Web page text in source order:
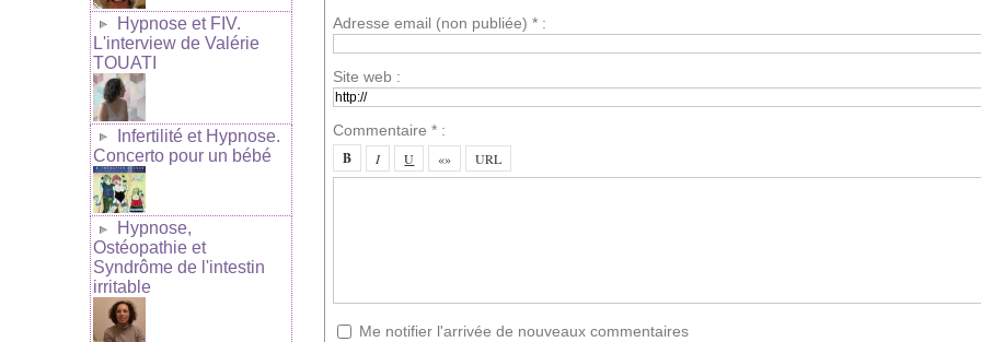
Hypnose et FIV.
L'interview de Valérie
TOUATI
Infertilité et Hypnose.
Concerto pour un bébé
Hypnose,
Ostéopathie et
Syndrôme de l'intestin
irritable
Adresse email (non publiée) * :
Site web :
Commentaire * :
Me notifier l'arrivée de nouveaux commentaires